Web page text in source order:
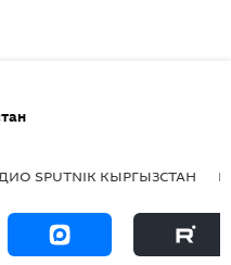
SPUTNIK КЫРГЫЗСТАН